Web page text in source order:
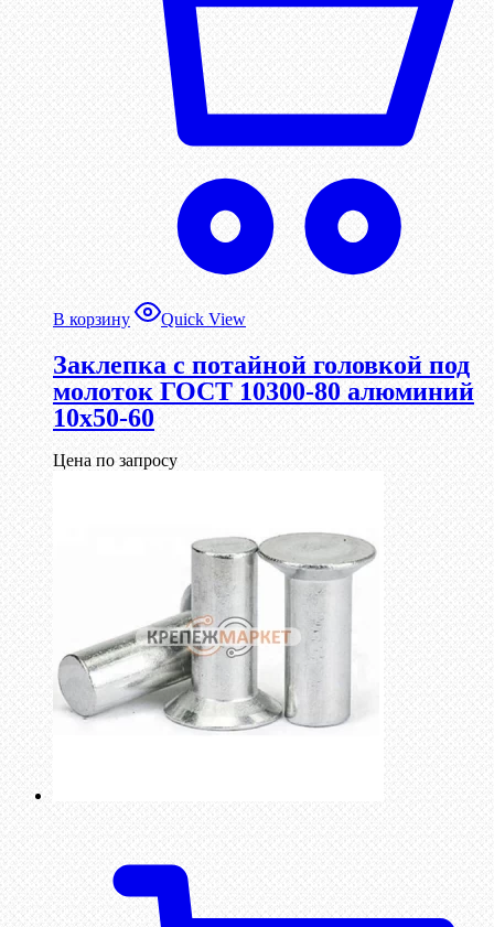
В корзину Quick View
Заклепка с потайной головкой под
молоток ГОСТ 10300-80 алюминий
10х50-60
Цена по запросу